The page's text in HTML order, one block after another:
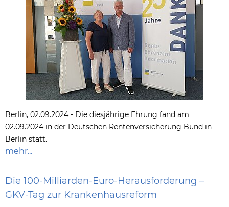
Berlin, 02.09.2024 - Die diesjährige Ehrung fand am
02.09.2024 in der Deutschen Rentenversicherung Bund in
Berlin statt.
mehr...
Die 100-Milliarden-Euro-Herausforderung –
GKV-Tag zur Krankenhausreform